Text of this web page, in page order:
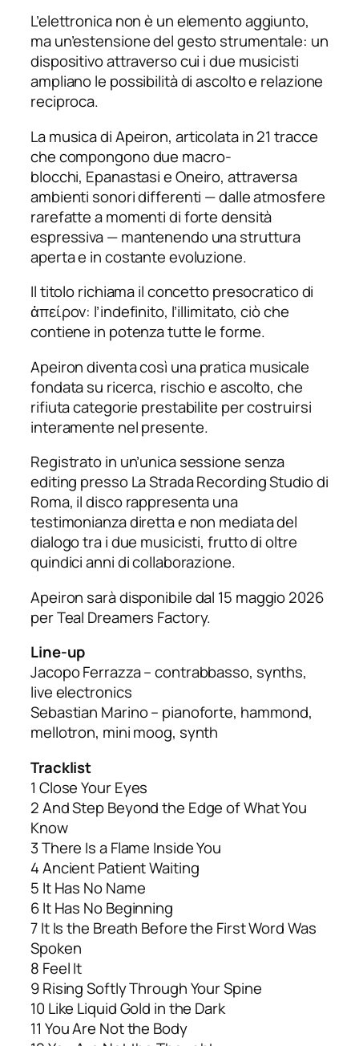
L’elettronica non è un elemento aggiunto,
ma un’estensione del gesto strumentale: un
dispositivo attraverso cui i due musicisti
ampliano le possibilità di ascolto e relazione
reciproca.
La musica diApeiron, articolata in 21 tracce
che compongono due macro-
blocchi, EpanastasieOneiro, attraversa
ambienti sonori differenti — dalle atmosfere
rarefatte a momenti di forte densità
espressiva — mantenendo una struttura
aperta e in costante evoluzione.
Il titolo richiama il concetto presocratico di
ἀπείρον: l’indefinito, l’illimitato, ciò che
contiene in potenza tutte le forme.
Apeirondiventa così una pratica musicale
fondata su ricerca, rischio e ascolto, che
rifiuta categorie prestabilite per costruirsi
interamente nel presente.
Registrato in un’unica sessione senza
editing presso La Strada Recording Studio di
Roma, il disco rappresenta una
testimonianza diretta e non mediata del
dialogo tra i due musicisti, frutto di oltre
quindici anni di collaborazione.
Apeiron sarà disponibile dal 15 maggio 2026
per Teal Dreamers Factory.
Line-up
Jacopo Ferrazza – contrabbasso, synths,
live electronics
Sebastian Marino – pianoforte, hammond,
mellotron, mini moog, synth
Tracklist
1 Close Your Eyes
2 And Step Beyond the Edge of What You
Know
3 There Is a Flame Inside You
4 Ancient Patient Waiting
5 It Has No Name
6 It Has No Beginning
7 It Is the Breath Before the First Word Was
Spoken
8 Feel It
9 Rising Softly Through Your Spine
10 Like Liquid Gold in the Dark
11 You Are Not the Body